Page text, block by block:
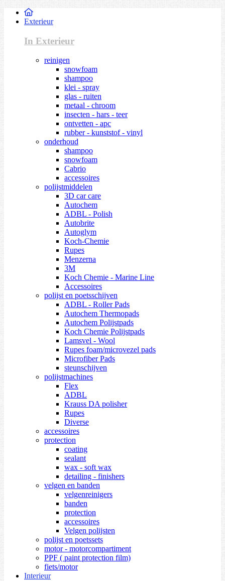
Exterieur
In Exterieur
reinigen
snowfoam
shampoo
klei - spray
glas - ruiten
metaal - chroom
insecten - hars - teer
ontvetten - apc
rubber - kunststof - vinyl
onderhoud
shampoo
snowfoam
Cabrio
accessoires
polijstmiddelen
3D car care
Autochem
ADBL - Polish
Autobrite
Autoglym
Koch-Chemie
Rupes
Menzerna
3M
Koch Chemie - Marine Line
Accessoires
polijst en poetsschijven
ADBL - Roller Pads
Autochem Thermopads
Autochem Polijstpads
Koch Chemie Polijstpads
Lamsvel - Wool
Rupes foam/microvezel pads
Microfiber Pads
steunschijven
polijstmachines
Flex
ADBL
Krauss DA polisher
Rupes
Diverse
accessoires
protection
coating
sealant
wax - soft wax
detailing - finishers
velgen en banden
velgenreinigers
banden
protection
accessoires
Velgen polijsten
polijst en poetssets
motor - motorcompartiment
PPF ( paint protection film)
fiets/motor
Interieur